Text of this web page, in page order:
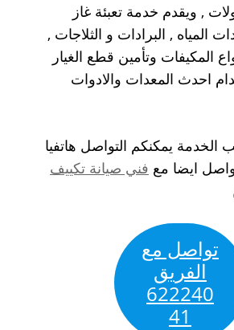
, ويقدم خدمة تعبئة غاز
المياه , البرادات و الثلاجات ,
المكيفات وتأمين قطع الغيار
احدث المعدات والادوات
الخدمة يمكنكم التواصل هاتفيا
ايضا مع فني صيانة تكييف
تواصل مع
الفريق
622240
41